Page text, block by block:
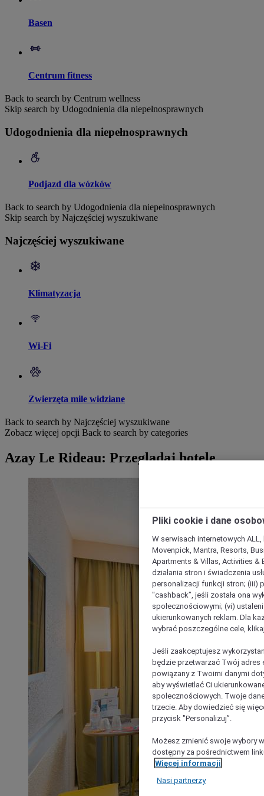
Basen
Centrum fitness
Back to search by Centrum wellness
Skip search by Udogodnienia dla niepełnosprawnych
Udogodnienia dla niepełnosprawnych
Podjazd dla wózków
Back to search by Udogodnienia dla niepełnosprawnych
Skip search by Najczęściej wyszukiwane
Najczęściej wyszukiwane
Klimatyzacja
Wi-Fi
Zwierzęta mile widziane
Back to search by Najczęściej wyszukiwane
Zobacz więcej opcji Back to search by categories
Azay Le Rideau: Przeglądaj hotele
Pliki cookie i dane
W serwisach internetowych
Movenpick, Mantra, Resorts,
Apartments & Villas, Activities &
działania stron i świadczenia
personalizacji funkcji stron; (iii)
"cashback”, jeśli została ona
społecznościowymi; (vi)
ukierunkowanych reklam. Dla
wybrać poszczególne cele,
Jeśli zaakceptujesz
będzie przetwarzać Twój adres
powiązany z Twoimi danymi
aby wyświetlać Ci
społecznościowych. Twoje
trzecie. Aby dowiedzieć się
przycisk "Personalizuj”.
Możesz zmienić swoje wybory
dostępny za pośrednictwem
Więcej informacji
Nasi partnerzy